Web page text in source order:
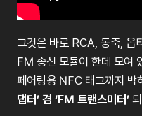
그것은 바로 RCA, 동축, 옵
FM 송신 모듈이 한데 모여
페어링용 NFC 태그까지 박
댑터’ 겸 ‘FM 트랜스미터’